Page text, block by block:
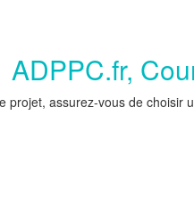
ADPPC.fr,
projet, assurez-vous de